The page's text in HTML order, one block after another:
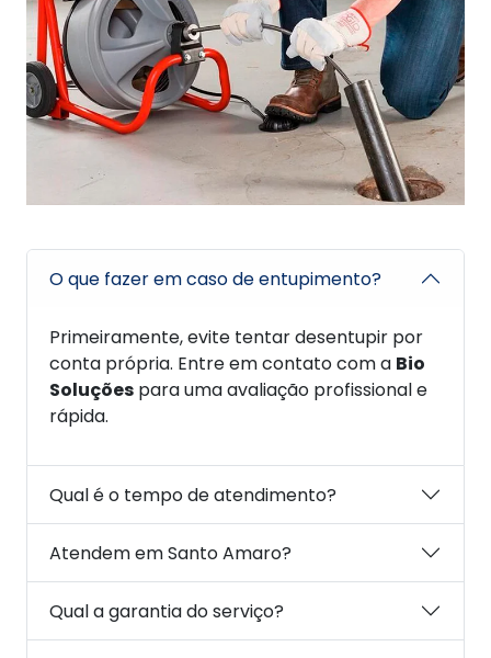
O que fazer em caso de entupimento?
Primeiramente, evite tentar desentupir por
conta própria. Entre em contato com a Bio
Soluções para uma avaliação profissional e
rápida.
Qual é o tempo de atendimento?
Atendem em Santo Amaro?
Qual a garantia do serviço?